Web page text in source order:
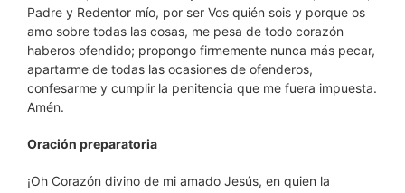
Padre y Redentor mío, por ser Vos quién sois y porque os
amo sobre todas las cosas, me pesa de todo corazón
haberos ofendido; propongo firmemente nunca más pecar,
apartarme de todas las ocasiones de ofenderos,
confesarme y cumplir la penitencia que me fuera impuesta.
Amén.
Oración preparatoria
¡Oh Corazón divino de mi amado Jesús, en quien la